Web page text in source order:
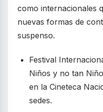
como internacionales
nuevas formas de
suspenso.
Festival
Niños y no tan
en la Cineteca
sedes.